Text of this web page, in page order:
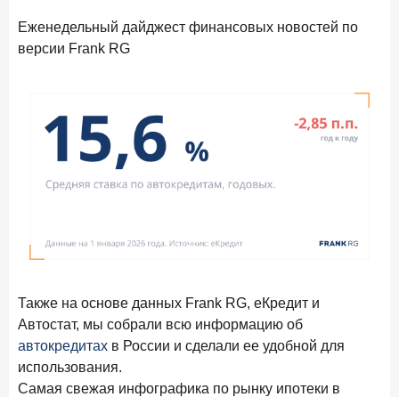
По итогам ноября 2025 года объем выдач кредитов
составил 1 027 млрд руб.
5 декабря 2025 года
3 декабря 2025 года
начинающими?
25 ноября 2025 года ИССЛЕДОВАНИЕ
Клиент стал партнером: как трансформируется рынок
инвестиций
Еженедельный дайджест финансовых новостей по
версии Frank RG
Также на основе данных Frank RG, еКредит и
Автостат, мы собрали всю информацию об
автокредитах в России и сделали ее удобной для
использования.
Самая свежая инфографика по рынку ипотеки в